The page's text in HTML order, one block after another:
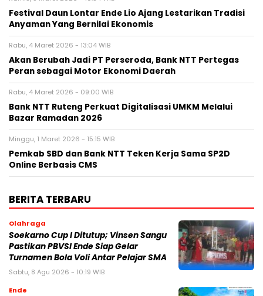
Festival Daun Lontar Ende Lio Ajang Lestarikan Tradisi
Anyaman Yang Bernilai Ekonomis
Rabu, 4 Maret 2026 - 13:04 WIB
Akan Berubah Jadi PT Perseroda, Bank NTT Pertegas
Peran sebagai Motor Ekonomi Daerah
Rabu, 4 Maret 2026 - 09:00 WIB
Bank NTT Ruteng Perkuat Digitalisasi UMKM Melalui
Bazar Ramadan 2026
Minggu, 1 Maret 2026 - 15:15 WIB
Pemkab SBD dan Bank NTT Teken Kerja Sama SP2D
Online Berbasis CMS
BERITA TERBARU
Olahraga
Soekarno Cup I Ditutup; Vinsen Sangu
Pastikan PBVSI Ende Siap Gelar
Turnamen Bola Voli Antar Pelajar SMA
Sabtu, 8 Agu 2026 - 10:19 WIB
Ende